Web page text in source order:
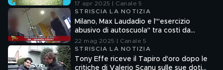
17 apr 2025 | Canale 5
STRISCIA LA NOTIZIA
Milano, Max Laudadio e l'"esercizio
abusivo di autoscuola" tra costi da
capogiro e pratiche commerciali
scorrette
22 mag 2025 | Canale 5
STRISCIA LA NOTIZIA
Tony Effe riceve il Tapiro d'oro dopo le
critiche di Valerio Scanu sulle sue doti